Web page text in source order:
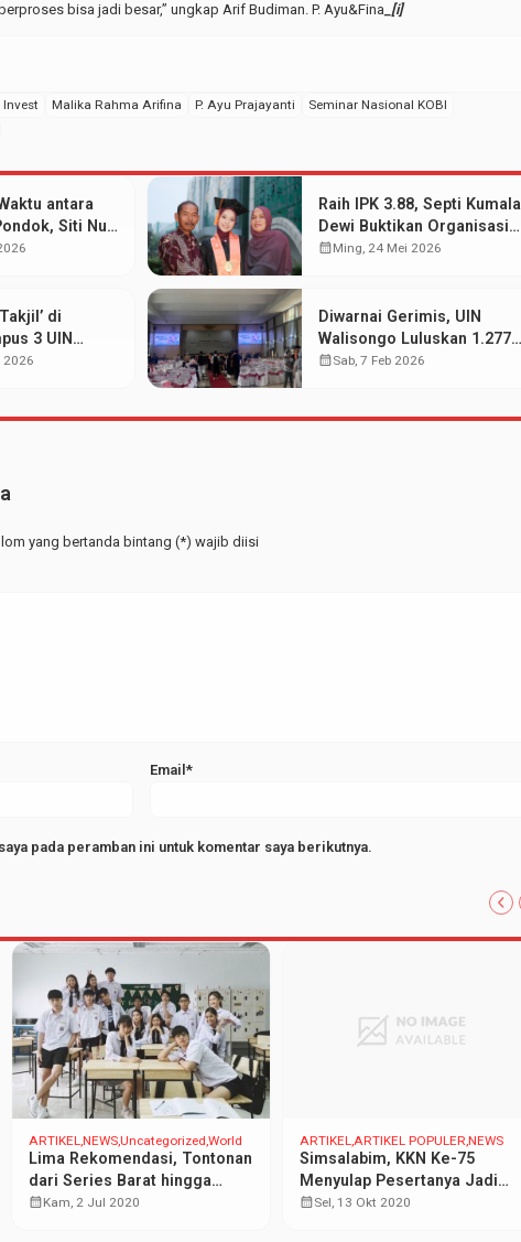
bisa jadi besar,” ungkap Arif Budiman. P. Ayu&Fina _[i]
Invest Malika Rahma Arifina P. Ayu Prajayanti
Seminar Nasional KOBI
antara
Siti Nur
Gelar
Raih IPK 3.88, Septi Kumala
Dewi Buktikan Organisasi
dan Prestasi Akademik
calendar_monthMing, 24 Mei 2026
di
3 UIN
2026
Diwarnai Gerimis, UIN
Walisongo Luluskan 1.277
Mahasiswa pada Wisuda
calendar_monthSab, 7 Feb 2026
yang bertanda bintang (*) wajib diisi
Email*
pada peramban ini untuk komentar saya berikutnya.
ARTIKEL NEWSUncategorized World
Lima Rekomendasi, Tontonan
dari Series Barat hingga
Asean
calendar_monthKam, 2 Jul 2020
ARTIKEL ARTIKEL POPULER NEWS
Simsalabim, KKN Ke-75
Menyulap Pesertanya Jadi
Jurnalis Dadakan
calendar_monthSel, 13 Okt 2020